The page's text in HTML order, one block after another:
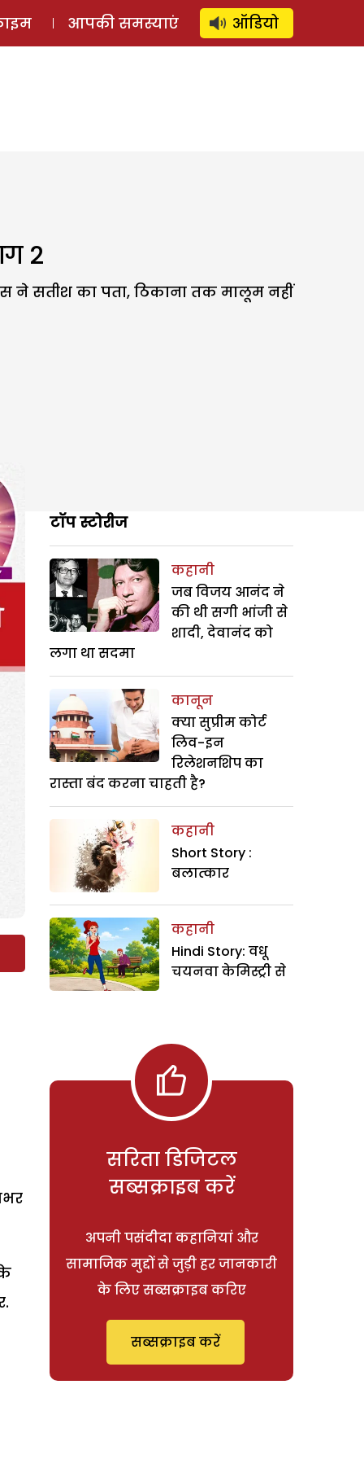
लॉग इन ⚲ SUBSCRIBE
आपकी समस्याएं ऑडियो
2
ने सतीश का पता, ठिकाना तक मालूम नहीं
टॉप स्टोरीज
कहानी
जब विजय आनंद ने
की थी सगी भांजी से
शादी, देवानंद को
लगा था सदमा
कानून
क्या सुप्रीम कोर्ट
लिव-इन
रिलेशनशिप का
रास्ता बंद करना चाहती है?
कहानी
Short Story :
बलात्कार
कहानी
Hindi Story: वधू
चयनवा केमिस्ट्री से
सरिता डिजिटल
सब्सक्राइब करें
अपनी पसंदीदा कहानियां और
सामाजिक मुद्दों से जुड़ी हर जानकारी
के लिए सब्सक्राइब करिए
सब्सक्राइब करें